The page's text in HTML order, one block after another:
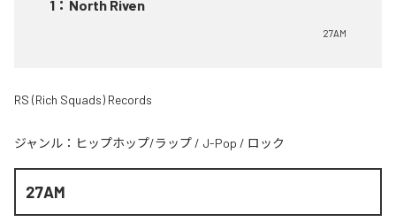
1 ： North Riven
27AM
RS (Rich Squads) Records
ジャンル： ヒップホップ/ラップ / J-Pop / ロック
27AM